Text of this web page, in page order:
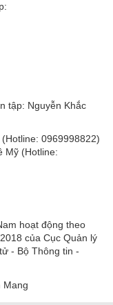
tập: Nguyễn Khắc
0969998822)
Mỹ (Hotline:
hoạt động theo
của Cục Quản lý
- Bộ Thông tin -